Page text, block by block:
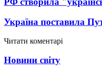
Україна поставила
Читати коментарі
Новини світу